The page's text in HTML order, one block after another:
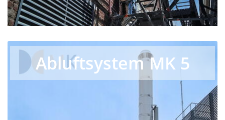
Abluftsystem MK 5